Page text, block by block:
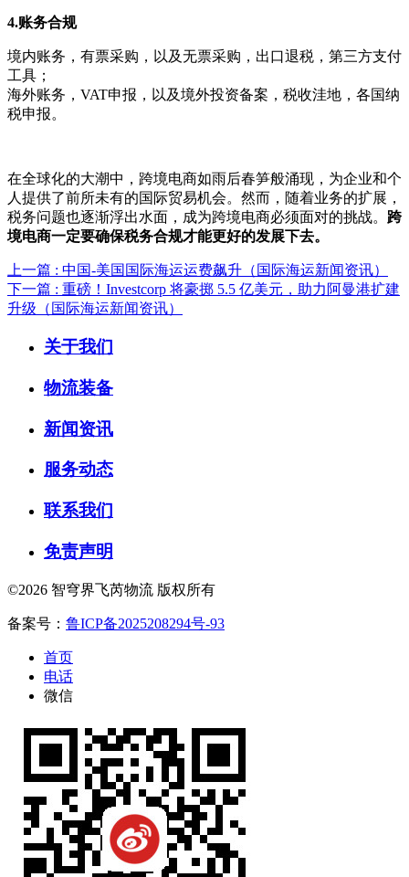
4.账务合规
境内账务，有票采购，以及无票采购，出口退税，第三方支付
工具；
海外账务，VAT申报，以及境外投资备案，税收洼地，各国纳
税申报。
在全球化的大潮中，跨境电商如雨后春笋般涌现，为企业和个
人提供了前所未有的国际贸易机会。然而，随着业务的扩展，
税务问题也逐渐浮出水面，成为跨境电商必须面对的挑战。 跨
境电商一定要确保税务合规才能更好的发展下去。
上一篇 : 中国-美国国际海运运费飙升（国际海运新闻资讯）
下一篇 : 重磅！Investcorp 将豪掷 5.5 亿美元，助力阿曼港扩建
升级（国际海运新闻资讯）
关于我们
物流装备
新闻资讯
服务动态
联系我们
免责声明
©2026 智穹界飞芮物流 版权所有
备案号： 鲁ICP备2025208294号-93
首页
电话
微信